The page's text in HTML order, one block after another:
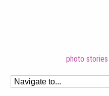
photo